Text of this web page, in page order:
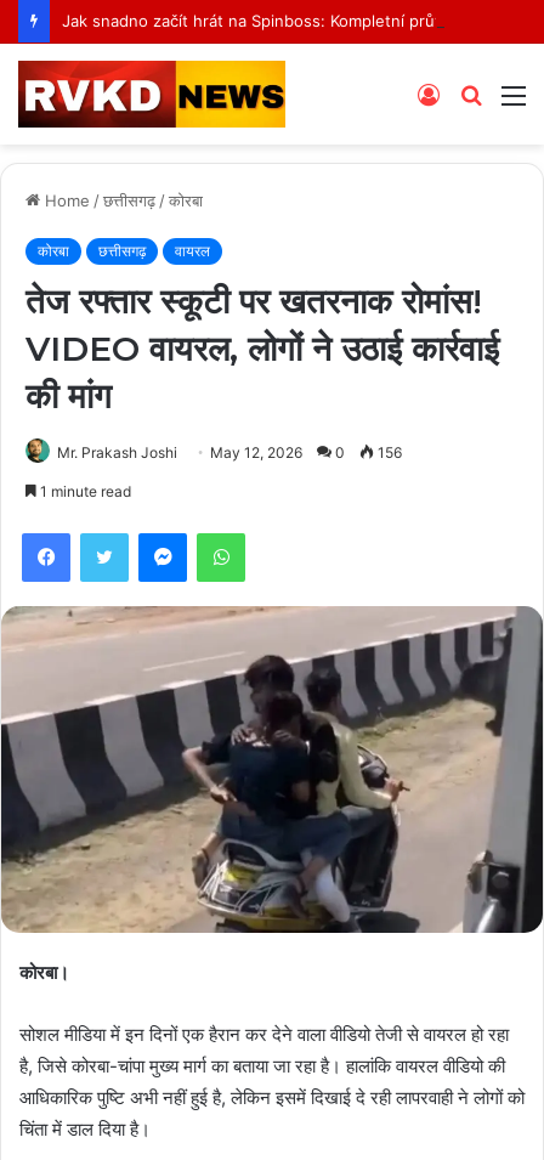
Search
Log
Home /छत्तीसगढ़/कोरबा
कोरबा छत्तीसगढ़ वायरल
तेज रफ्तार स्कूटी पर खतरनाक रोमांस!
VIDEO वायरल, लोगों ने उठाई कार्रवाई
की मांग
Mr. Prakash Joshi May 12, 2026 0 156
1 minute read
FacebookTwitter MessengerWhatsApp
कोरबा।
सोशल मीडिया में इन दिनों एक हैरान कर देने वाला वीडियो तेजी से वायरल हो रहा
है, जिसे कोरबा-चांपा मुख्य मार्ग का बताया जा रहा है। हालांकि वायरल वीडियो की
आधिकारिक पुष्टि अभी नहीं हुई है, लेकिन इसमें दिखाई दे रही लापरवाही ने लोगों को
चिंता में डाल दिया है।